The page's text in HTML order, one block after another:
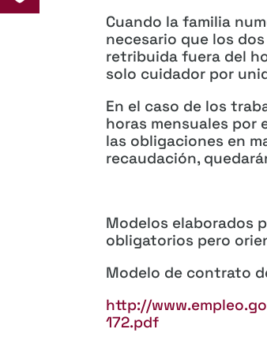
Cuando la familia
necesario que los
retribuida fuera del
solo cuidador por
En el caso de los
horas mensuales por
las obligaciones en
recaudación,
Modelos elaborados
obligatorios pero
Modelo de contrato
http://
172.pdf